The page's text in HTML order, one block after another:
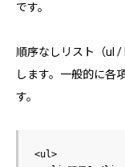
です。
順序なしリスト（ul /
します。一般的に各
す。
<ul>